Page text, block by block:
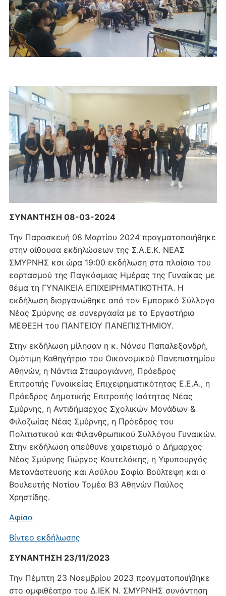
ΣΥΝΑΝΤΗΣΗ 08-03-2024
Την Παρασκευή 08 Μαρτίου 2024 πραγματοποιήθηκε
στην αίθουσα εκδηλώσεων της Σ.Α.Ε.Κ. ΝΕΑΣ
ΣΜΥΡΝΗΣ και ώρα 19:00 εκδήλωση στα πλαίσια του
εορτασμού της Παγκόσμιας Ημέρας της Γυναίκας με
θέμα τη ΓΥΝΑΙΚΕΙΑ ΕΠΙΧΕΙΡΗΜΑΤΙΚΟΤΗΤΑ. Η
εκδήλωση διοργανώθηκε από τον Εμπορικό Σύλλογο
Νέας Σμύρνης σε συνεργασία με το Εργαστήριο
ΜΕΘΕΞΗ του ΠΑΝΤΕΙΟΥ ΠΑΝΕΠΙΣΤΗΜΙΟΥ.
Στην εκδήλωση μίλησαν η κ. Νάνσυ Παπαλεξανδρή,
Ομότιμη Καθηγήτρια του Οικονομικού Πανεπιστημίου
Αθηνών, η Νάντια Σταυρογιάννη, Πρόεδρος
Επιτροπής Γυναικείας Επιχειρηματικότητας Ε.Ε.Α., η
Πρόεδρος Δημοτικής Επιτροπής Ισότητας Νέας
Σμύρνης, η Αντιδήμαρχος Σχολικών Μονάδων &
Φιλοζωίας Νέας Σμύρνης, η Πρόεδρος του
Πολιτιστικού και Φιλανθρωπικού Συλλόγου Γυναικών.
Στην εκδήλωση απεύθυνε χαιρετισμό ο Δήμαρχος
Νέας Σμύρνης Γιώργος Κουτελάκης, η Υφυπουργός
Μετανάστευσης και Ασύλου Σοφία Βούλτεψη και ο
Βουλευτής Νοτίου Τομέα Β3 Αθηνών Παύλος
Χρηστίδης.
Αφίσα
Βίντεο εκδήλωσης
ΣΥΝΑΝΤΗΣΗ 23/11/2023
Την Πέμπτη 23 Νοεμβρίου 2023 πραγματοποιήθηκε
στο αμφιθέατρο του Δ.ΙΕΚ Ν. ΣΜΥΡΝΗΣ συνάντηση